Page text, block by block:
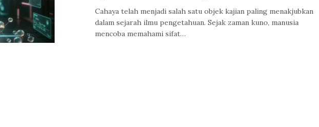
Cahaya telah menjadi salah satu objek kajian paling menakjubkan
dalam sejarah ilmu pengetahuan. Sejak zaman kuno, manusia
mencoba memahami sifat…